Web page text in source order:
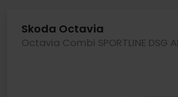
Skoda Octavia